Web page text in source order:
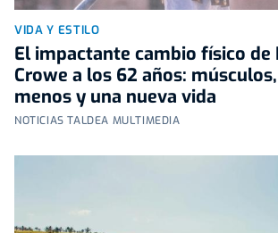
VIDA Y ESTILO
El impactante cambio físico de
Crowe a los 62 años:
menos y una nueva vida
NOTICIAS TALDEA MULTIMEDIA